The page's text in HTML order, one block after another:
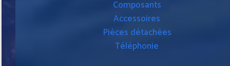
Composants
Accessoires
Pièces détachées
Téléphonie